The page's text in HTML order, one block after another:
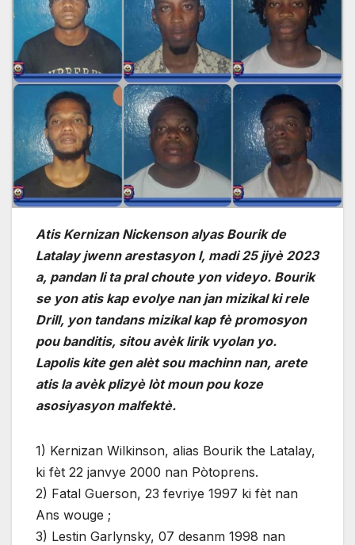
Atis Kernizan Nickenson alyas Bourik de
Latalay jwenn arestasyon l, madi 25 jiyè 2023
a, pandan li ta pral choute yon videyo. Bourik
se yon atis kap evolye nan jan mizikal ki rele
Drill, yon tandans mizikal kap fè promosyon
pou banditis, sitou avèk lirik vyolan yo.
Lapolis kite gen alèt sou machinn nan, arete
atis la avèk plizyè lòt moun pou koze
asosiyasyon malfektè.
1) Kernizan Wilkinson, alias Bourik the Latalay,
ki fèt 22 janvye 2000 nan Pòtoprens.
2) Fatal Guerson, 23 fevriye 1997 ki fèt nan
Ans wouge ;
3) Lestin Garlynsky, 07 desanm 1998 nan